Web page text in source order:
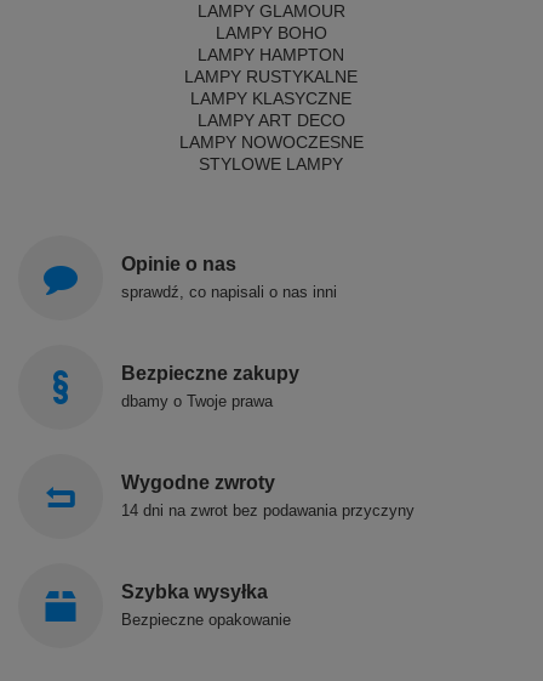
LAMPY GLAMOUR
LAMPY BOHO
LAMPY HAMPTON
LAMPY RUSTYKALNE
LAMPY KLASYCZNE
LAMPY ART DECO
LAMPY NOWOCZESNE
STYLOWE LAMPY
Opinie o nas
sprawdź, co napisali o nas inni
Bezpieczne zakupy
dbamy o Twoje prawa
Wygodne zwroty
14 dni na zwrot bez podawania przyczyny
Szybka wysyłka
Bezpieczne opakowanie